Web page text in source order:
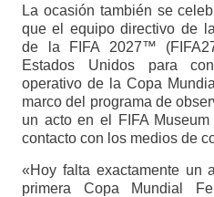
La ocasión también se
que el equipo directivo de
de la FIFA 2027™
Estados Unidos para
operativo de la Copa
marco del programa de
un acto en el FIFA
contacto con los medios de
«Hoy falta exactamente un
primera Copa Mundial